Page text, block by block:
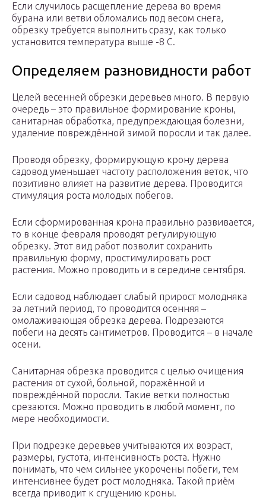
Если случилось расщепление дерева во время
бурана или ветви обломались под весом снега,
обрезку требуется выполнить сразу, как только
установится температура выше -8 С.
Определяем разновидности работ
Целей весенней обрезки деревьев много. В первую
очередь – это правильное формирование кроны,
санитарная обработка, предупреждающая болезни,
удаление повреждённой зимой поросли и так далее.
Проводя обрезку, формирующую крону дерева
садовод уменьшает частоту расположения веток, что
позитивно влияет на развитие дерева. Проводится
стимуляция роста молодых побегов.
Если сформированная крона правильно развивается,
то в конце февраля проводят регулирующую
обрезку. Этот вид работ позволит сохранить
правильную форму, простимулировать рост
растения. Можно проводить и в середине сентября.
Если садовод наблюдает слабый прирост молодняка
за летний период, то проводится осенняя –
омолаживающая обрезка дерева. Подрезаются
побеги на десять сантиметров. Проводится – в начале
осени.
Санитарная обрезка проводится с целью очищения
растения от сухой, больной, поражённой и
повреждённой поросли. Такие ветки полностью
срезаются. Можно проводить в любой момент, по
мере необходимости.
При подрезке деревьев учитываются их возраст,
размеры, густота, интенсивность роста. Нужно
понимать, что чем сильнее укорочены побеги, тем
интенсивнее будет рост молодняка. Такой приём
всегда приводит к сгущению кроны.